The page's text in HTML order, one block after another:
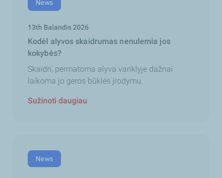
News
13th Balandis 2026
Kodėl alyvos skaidrumas nenulemia jos
kokybės?
Skaidri, permatoma alyva variklyje dažnai
laikoma jo geros būklės įrodymu.
Sužinoti daugiau
News